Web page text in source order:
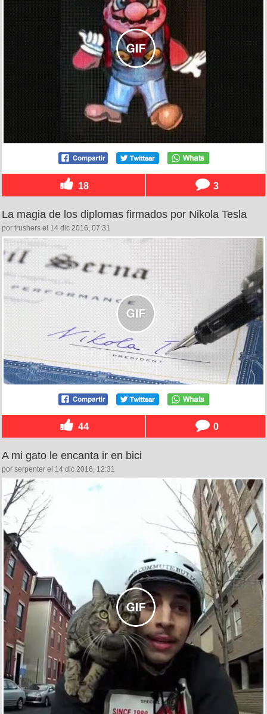
18 3
La magia de los diplomas firmados por Nikola Tesla
por trushers el 14 dic 2016, 07:31
44 0
A mi gato le encanta ir en bici
por serpenter el 14 dic 2016, 12:31